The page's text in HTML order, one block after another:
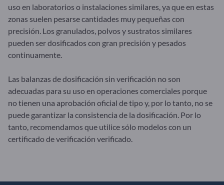
uso en laboratorios o instalaciones similares, ya que en estas
zonas suelen pesarse cantidades muy pequeñas con
precisión. Los granulados, polvos y sustratos similares
pueden ser dosificados con gran precisión y pesados
continuamente.
Las balanzas de dosificación sin verificación no son
adecuadas para su uso en operaciones comerciales porque
no tienen una aprobación oficial de tipo y, por lo tanto, no se
puede garantizar la consistencia de la dosificación. Por lo
tanto, recomendamos que utilice sólo modelos con un
certificado de verificación verificado.